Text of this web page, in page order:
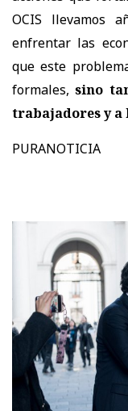
OCIS llevamos
enfrentar las
que este
formales,sino
trabajadores y a
PURANOTICIA